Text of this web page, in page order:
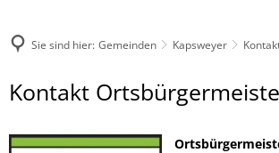
Sie sind hier: Gemeinden Kapsweyer
Kontakt
Kontakt